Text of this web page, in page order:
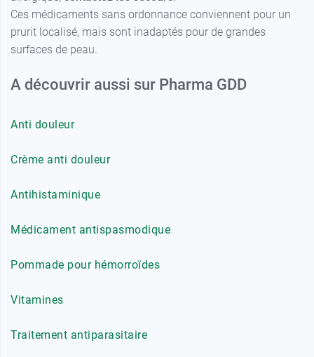
Ces médicaments sans ordonnance conviennent pour un
prurit localisé, mais sont inadaptés pour de grandes
surfaces de peau.
A découvrir aussi sur Pharma GDD
Anti douleur
Crème anti douleur
Antihistaminique
Médicament antispasmodique
Pommade pour hémorroïdes
Vitamines
Traitement antiparasitaire